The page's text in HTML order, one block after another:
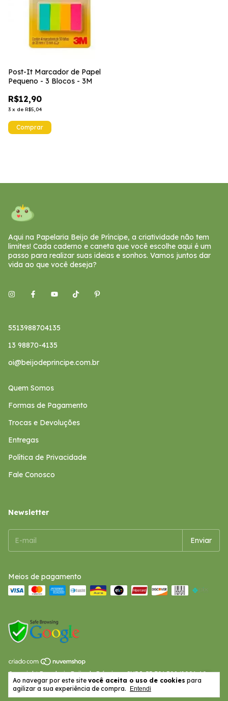
Ao navegar por este site você aceita o uso de cookies para
agilizar a sua experiência de compra.
Entendi
Post-It Marcador de Papel
Pequeno - 3 Blocos - 3M
R$12,90
3 x de R$5,04
Aqui na Papelaria Beijo de Príncipe, a criatividade não tem
limites! Cada caderno e caneta que você escolhe aqui é um
passo para realizar suas ideias e sonhos. Vamos juntos dar
vida ao que você deseja?
5513988704135
13 98870-4135
oi@beijodeprincipe.com.br
Quem Somos
Formas de Pagamento
Trocas e Devoluções
Entregas
Política de Privacidade
Fale Conosco
Newsletter
Meios de pagamento
Copyright Papelaria Beijo de Príncipe - CNPJ: 53.791.308/0001-69 -
2026. Todos os direitos reservados.